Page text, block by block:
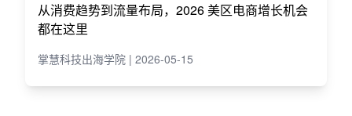
从消费趋势到流量布局，2026 美区电商增长机会
都在这里
掌慧科技出海学院 | 2026-05-15